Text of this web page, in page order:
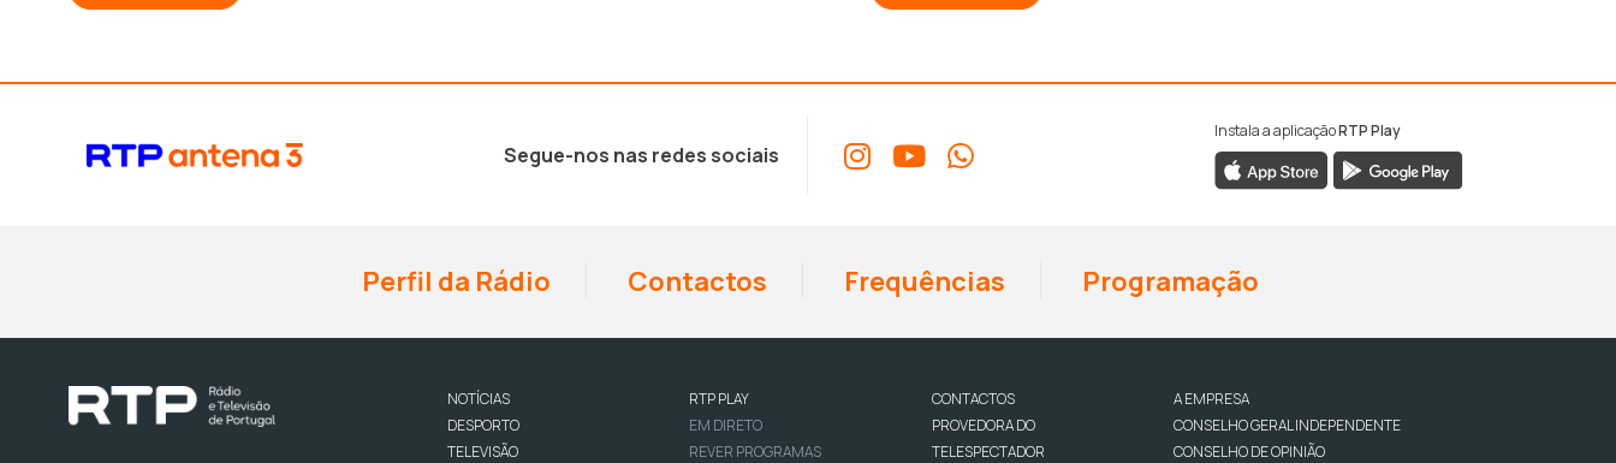
Segue-nos nas redes sociais
Instala a aplicaçãoRTP Play
Perfil da Rádio Contactos Frequências Programação
NOTÍCIAS
DESPORTO
TELEVISÃO
RTP PLAY
EM DIRETO
REVER PROGRAMAS
CONTACTOS
PROVEDORA DO
TELESPECTADOR
A EMPRESA
CONSELHO GERAL INDEPENDENTE
CONSELHO DE OPINIÃO